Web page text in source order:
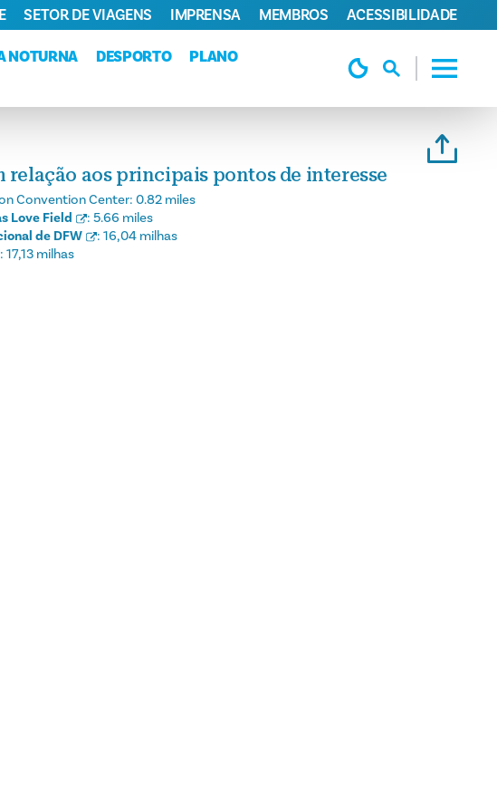
NOTURNA DESPORTO
PLANO
SETOR DE VIAGENS IMPRENSA MEMBROS ACESSIBILIDADE
relação aos principais pontos de interesse
Convention Center: 0.82 miles
Love Field
: 5.66 miles
de DFW
: 16,04 milhas
: 17,13 milhas